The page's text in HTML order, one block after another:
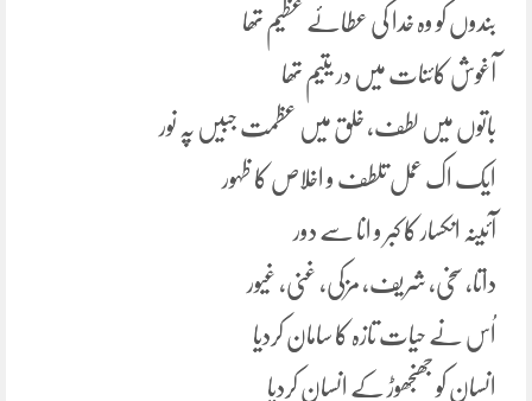
بندوں کو وہ خدا کی عطائے عظیم تھا
آغوش کائنات میں در یتیم تھا
باتوں میں لطف، خلق میں عظمت جبیں پہ نور
ایک اک عمل تلطف و اخلاص کا ظہور
آئینہ انکسار کا کبر و انا سے دور
داتا، سخی، شریف، مزکی، غنی، غیور
اُس نے حیات تازہ کا سامان کردیا
انسان کو جھنجھوڑ کے انسان کردیا